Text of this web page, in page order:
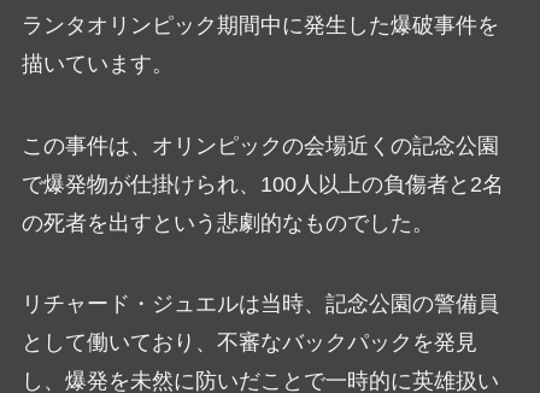
ランタオリンピック期間中に発生した爆破事件を
描いています。
この事件は、オリンピックの会場近くの記念公園
で爆発物が仕掛けられ、100人以上の負傷者と2名
の死者を出すという悲劇的なものでした。
リチャード・ジュエルは当時、記念公園の警備員
として働いており、不審なバックパックを発見
し、爆発を未然に防いだことで一時的に英雄扱い